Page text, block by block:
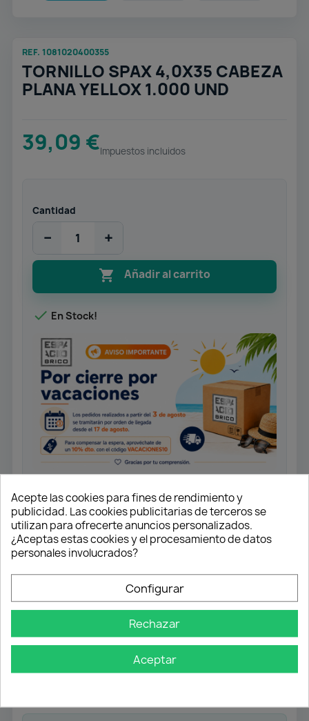
REF. 1081020400355
TORNILLO SPAX 4,0X35 CABEZA
PLANA YELLOX 1.000 UND
39,09 €Impuestos incluidos
Cantidad
− +
 Añadir al carrito
 En Stock!
Medida: 4,0x35
Tornillo universal rosca completa.
Cabeza plana.
Ranura en cruz Z2. Punta 4CUT.
Acabado Yellox.
Caja 1.000 unidades
Envío gratuito
Acepte las cookies para fines de rendimiento y
publicidad. Las cookies publicitarias de terceros se
utilizan para ofrecerte anuncios personalizados.
¿Aceptas estas cookies y el procesamiento de datos
personales involucrados?
Configurar
Rechazar
Aceptar